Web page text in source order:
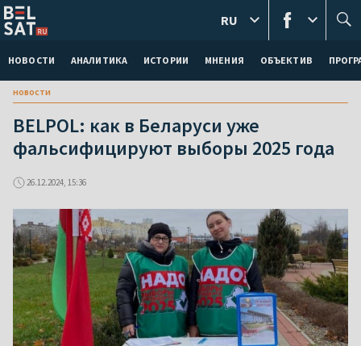
НОВОСТИ АНАЛИТИКА ИСТОРИИ МНЕНИЯ ОБЪЕКТИВ
RU
новости
BELPOL: как в Беларуси уже
фальсифицируют выборы 2025 года
26.12.2024, 15:36